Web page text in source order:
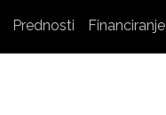
Prednosti Financiranje